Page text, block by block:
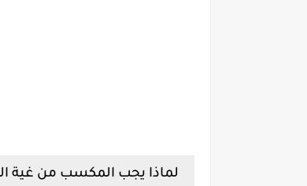
لماذا يجب المكسب من غية